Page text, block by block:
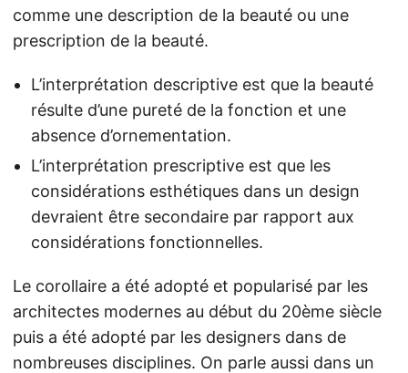
comme une description de la beauté ou une
prescription de la beauté.
L’interprétation descriptive est que la beauté
résulte d’une pureté de la fonction et une
absence d’ornementation.
L’interprétation prescriptive est que les
considérations esthétiques dans un design
devraient être secondaire par rapport aux
considérations fonctionnelles.
Le corollaire a été adopté et popularisé par les
architectes modernes au début du 20ème siècle
puis a été adopté par les designers dans de
nombreuses disciplines. On parle aussi dans un